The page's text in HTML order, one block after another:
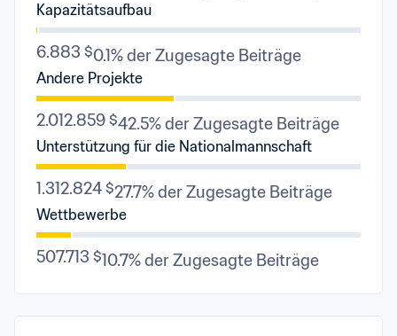
Kapazitätsaufbau
6.883 $0.1% der Zugesagte Beiträge
Andere Projekte
2.012.859 $42.5% der Zugesagte Beiträge
Unterstützung für die Nationalmannschaft
1.312.824 $27.7% der Zugesagte Beiträge
Wettbewerbe
507.713 $10.7% der Zugesagte Beiträge